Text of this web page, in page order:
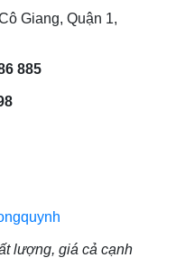
Giang, Quận 1,
885
lượng, giá cả cạnh